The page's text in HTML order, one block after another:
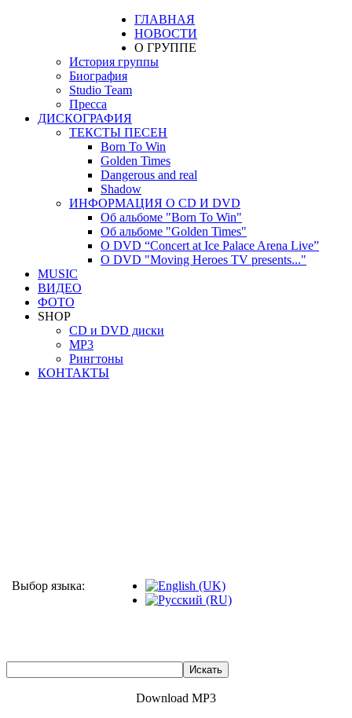
ГЛАВНАЯ
НОВОСТИ
О ГРУППЕ
История группы
Биография
Studio Team
Пресса
ДИСКОГРАФИЯ
ТЕКСТЫ ПЕСЕН
Born To Win
Golden Times
Dangerous and real
Shadow
ИНФОРМАЦИЯ О CD И DVD
Об альбоме "Born To Win"
Об альбоме "Golden Times"
О DVD “Concert at Ice Palace Arena Live”
О DVD "Moving Heroes TV presents..."
MUSIC
ВИДЕО
ФОТО
SHOP
CD и DVD диски
MP3
Рингтоны
КОНТАКТЫ
Выбор языка:
Download MP3